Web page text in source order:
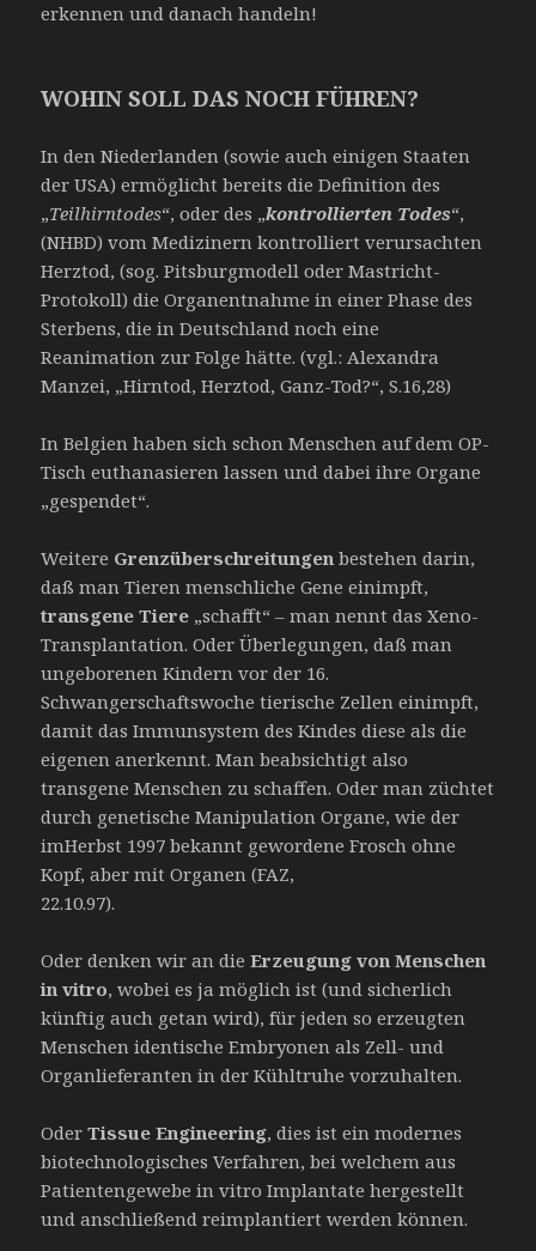
erkennen und danach handeln!
WOHIN SOLL DAS NOCH FÜHREN?
In den Niederlanden (sowie auch einigen Staaten
der USA) ermöglicht bereits die Definition des
„Teilhirntodes“, oder des „kontrollierten Todes“,
(NHBD) vom Medizinern kontrolliert verursachten
Herztod, (sog. Pitsburgmodell oder Mastricht-
Protokoll) die Organentnahme in einer Phase des
Sterbens, die in Deutschland noch eine
Reanimation zur Folge hätte. (vgl.: Alexandra
Manzei, „Hirntod, Herztod, Ganz-Tod?“, S.16,28)
In Belgien haben sich schon Menschen auf dem OP-
Tisch euthanasieren lassen und dabei ihre Organe
„gespendet“.
Weitere Grenzüberschreitungenbestehen darin,
daß man Tieren menschliche Gene einimpft,
transgene Tiere „schafft“ – man nennt das Xeno-
Transplantation. Oder Überlegungen, daß man
ungeborenen Kindern vor der 16.
Schwangerschaftswoche tierische Zellen einimpft,
damit das Immunsystem des Kindes diese als die
eigenen anerkennt. Man beabsichtigt also
transgene Menschen zu schaffen. Oder man züchtet
durch genetische Manipulation Organe, wie der
imHerbst 1997 bekannt gewordene Frosch ohne
Kopf, aber mit Organen (FAZ,
22.10.97).
Oder denken wir an dieErzeugung von Menschen
in vitro, wobei es ja möglich ist (und sicherlich
künftig auch getan wird), für jeden so erzeugten
Menschen identische Embryonen als Zell- und
Organlieferanten in der Kühltruhe vorzuhalten.
OderTissue Engineering, dies ist ein modernes
biotechnologisches Verfahren, bei welchem aus
Patientengewebe in vitro Implantate hergestellt
und anschließend reimplantiert werden können.